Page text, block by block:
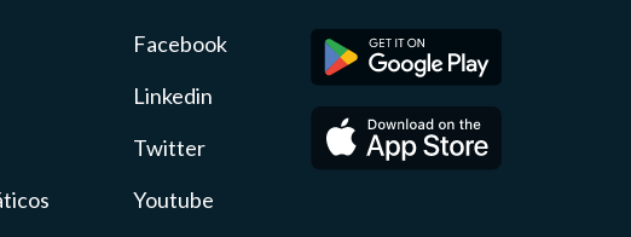
Facebook
Linkedin
Twitter
Youtube